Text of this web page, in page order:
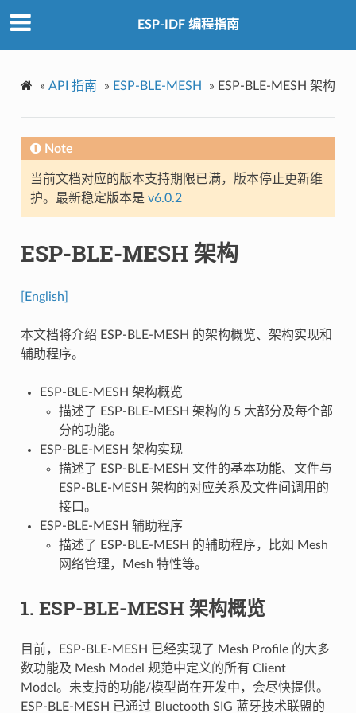
ESP-IDF 编程指南
» API 指南 » ESP-BLE-MESH » ESP-BLE-MESH 架构
Note
当前文档对应的版本支持期限已满，版本停止更新维
护。最新稳定版本是 v6.0.2
ESP-BLE-MESH 架构
[English]
本文档将介绍 ESP-BLE-MESH 的架构概览、架构实现和
辅助程序。
ESP-BLE-MESH 架构概览
描述了 ESP-BLE-MESH 架构的 5 大部分及每个部
分的功能。
ESP-BLE-MESH 架构实现
描述了 ESP-BLE-MESH 文件的基本功能、文件与
ESP-BLE-MESH 架构的对应关系及文件间调用的
接口。
ESP-BLE-MESH 辅助程序
描述了 ESP-BLE-MESH 的辅助程序，比如 Mesh
网络管理，Mesh 特性等。
1. ESP-BLE-MESH 架构概览
目前，ESP-BLE-MESH 已经实现了 Mesh Profile 的大多
数功能及 Mesh Model 规范中定义的所有 Client
Model。未支持的功能/模型尚在开发中，会尽快提供。
ESP-BLE-MESH 已通过 Bluetooth SIG 蓝牙技术联盟的